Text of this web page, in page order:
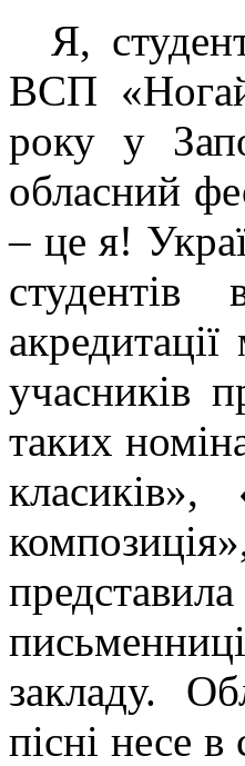
Я,
ВСП
року у
обласний
– це я!
учасників
таких
класиків»,
закладу.
пісні несе